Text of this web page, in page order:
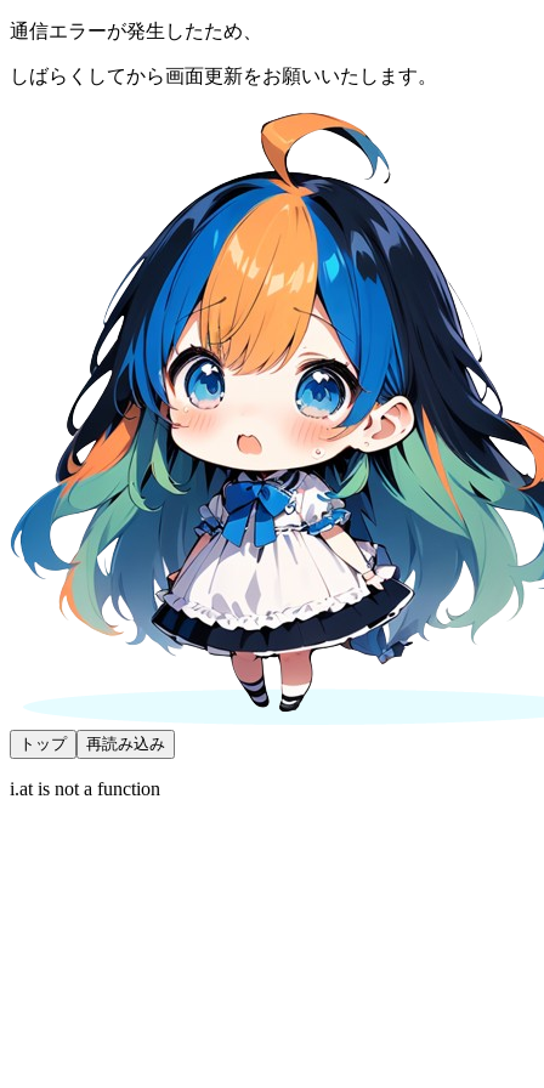
通信エラーが発生したため、
しばらくしてから画面更新をお願いいたします。
トップ 再読み込み
i.at is not a function